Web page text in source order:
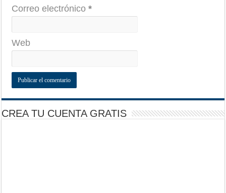
Correo electrónico*
Web
CREA TU CUENTA GRATIS